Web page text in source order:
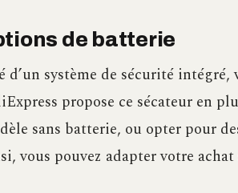
de batterie
d’un système de sécurité
propose ce sécateur en
sans batterie, ou opter pour
vous pouvez adapter votre